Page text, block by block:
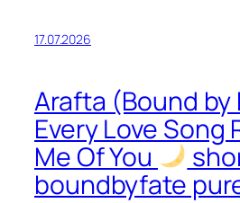
17.07.2026
Arafta (Bound by
Every Love Song
Me Of You
boundbyfate